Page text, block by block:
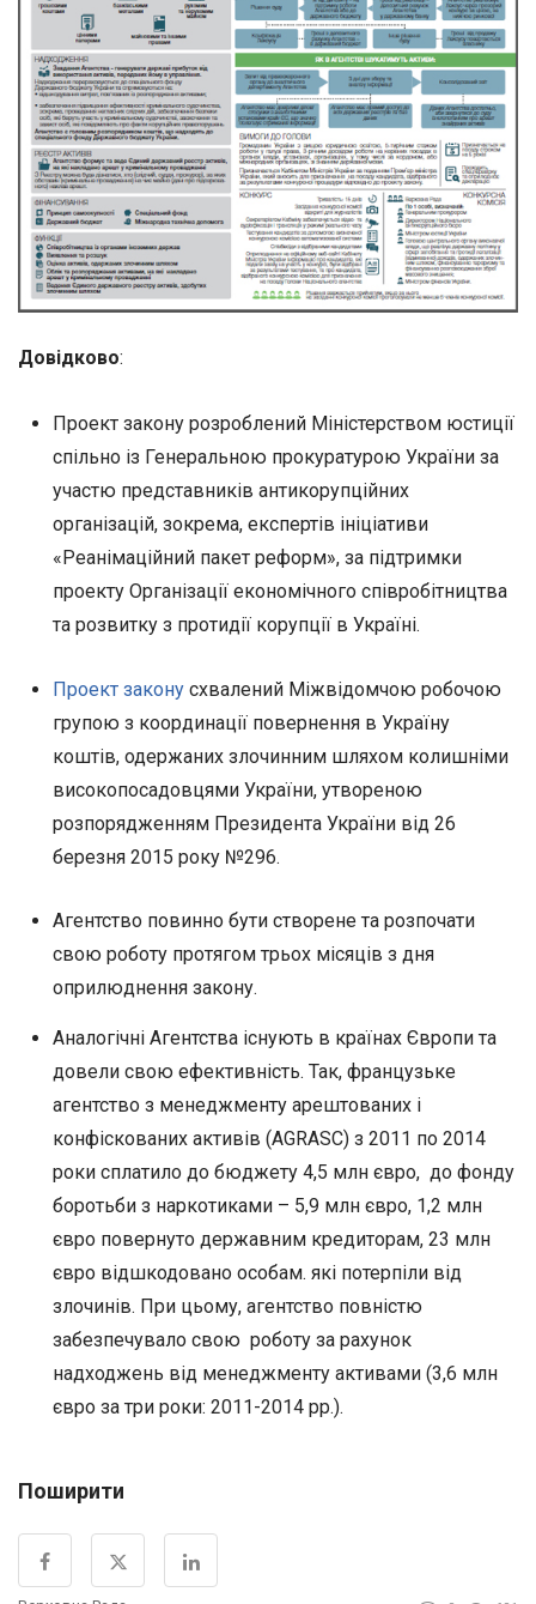
Довідково:
Проект закону розроблений Міністерством юстиції
спільно із Генеральною прокуратурою України за
участю представників антикорупційних
організацій, зокрема, експертів ініціативи
«Реанімаційний пакет реформ», за підтримки
проекту Організації економічного співробітництва
та розвитку з протидії корупції в Україні.
Проект законусхвалений Міжвідомчою робочою
групою з координації повернення в Україну
коштів, одержаних злочинним шляхом колишніми
високопосадовцями України, утвореною
розпорядженням Президента України від 26
березня 2015 року №296.
Агентство повинно бути створене та розпочати
свою роботу протягом трьох місяців з дня
оприлюднення закону.
Аналогічні Агентства існують в країнах Європи та
довели свою ефективність. Так, французьке
агентство з менеджменту арештованих і
конфіскованих активів (AGRASC) з 2011 по 2014
роки сплатило до бюджету 4,5 млн євро, до фонду
боротьби з наркотиками – 5,9 млн євро, 1,2 млн
євро повернуто державним кредиторам, 23 млн
євро відшкодовано особам. які потерпіли від
злочинів. При цьому, агентство повністю
забезпечувало свою роботу за рахунок
надходжень від менеджменту активами (3,6 млн
євро за три роки: 2011-2014 рр.).
Поширити